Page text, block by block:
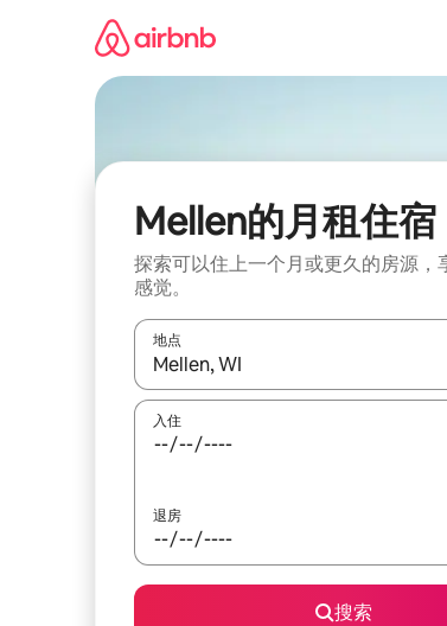
Mellen的月租住宿
探索可以住上一个月或更久的房源，
感觉。
地点
如有搜索结果，请使用上下方向键查看
入住
退房
搜索